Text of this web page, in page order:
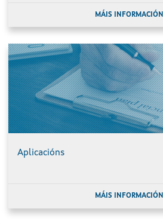
MÁIS INFORMACIÓN
Aplicacións
MÁIS INFORMACIÓN